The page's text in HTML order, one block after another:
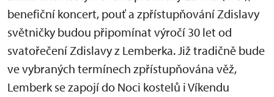
benefiční koncert, pouť a zpřístupňování Zdislavy
světničky budou připomínat výročí 30 let od
svatořečení Zdislavy z Lemberka. Již tradičně bude
ve vybraných termínech zpřístupňována věž,
Lemberk se zapojí do Noci kostelů i Víkendu